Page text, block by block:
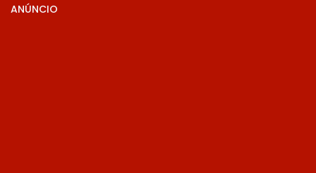
ANÚNCIO